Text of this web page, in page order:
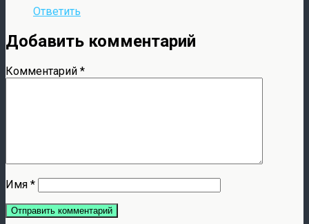
Ответить
Добавить комментарий
Комментарий *
Имя *